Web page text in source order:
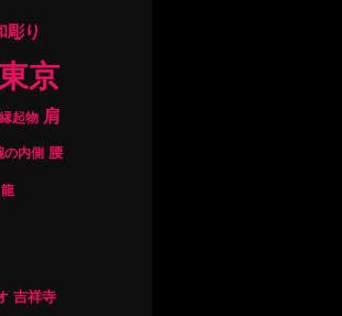
彫り
京
縁起物 肩
の内側 腰
龍
吉祥寺